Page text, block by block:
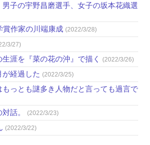
子の宇野昌磨選手、女子の坂本花織選
賞作家の川端康成 (2022/3/28)
3/27)
涯を『菜の花の沖』で描く (2022/3/26)
が経過した (2022/3/25)
っとも謎多き人物だと言っても過言で
話。 (2022/3/23)
(2022/3/22)